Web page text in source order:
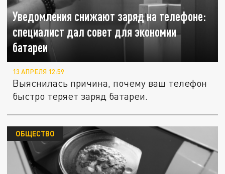
Уведомления снижают заряд на телефоне:
специалист дал совет для экономии
батареи
13 АПРЕЛЯ 12:59
Выяснилась причина, почему ваш телефон
быстро теряет заряд батареи.
ОБЩЕСТВО